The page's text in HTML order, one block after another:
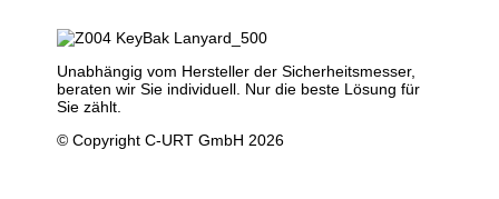
Unabhängig vom Hersteller der Sicherheitsmesser,
beraten wir Sie individuell. Nur die beste Lösung für
Sie zählt.
© Copyright C-URT GmbH 2026